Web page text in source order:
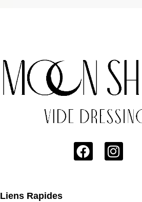
Liens Rapides